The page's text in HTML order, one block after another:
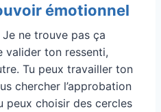
émotionnel
ne trouve pas ça
valider ton ressenti,
Tu peux travailler ton
chercher l’approbation
peux choisir des cercles